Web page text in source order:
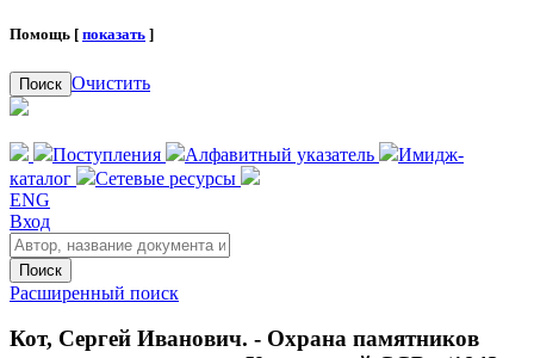
Помощь [ показать ]
Поиск Очистить
Поступления Алфавитный указатель
Имидж-
каталог
Сетевые ресурсы
ENG
Вход
Поиск
Расширенный поиск
Кот, Сергей Иванович. - Охрана памятников